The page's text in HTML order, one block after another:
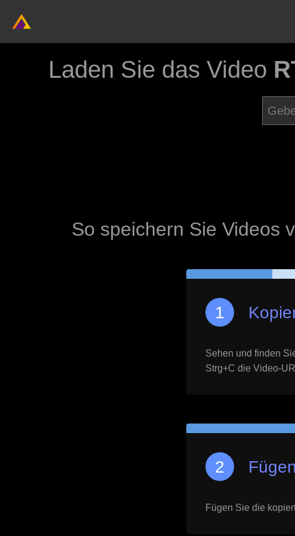
Laden Sie das Video
So speichern Sie Videos
Sehen und finden
Strg+C die Video-
Fügen Sie die